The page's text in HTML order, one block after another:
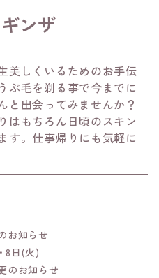
ンザ
美しくいるためのお手伝
ぶ毛を剃る事で今までに
と出会ってみませんか？
はもちろん日頃のスキン
す。仕事帰りにも気軽に
お知らせ
8日(火)
のお知らせ